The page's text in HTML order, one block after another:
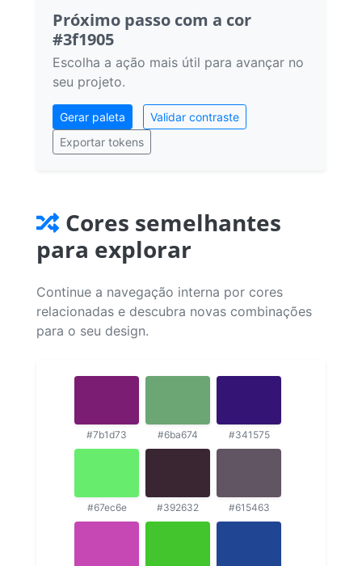
Próximo passo com a cor
#3f1905
Escolha a ação mais útil para avançar no
seu projeto.
Gerar paleta
Validar contraste
Exportar tokens
Cores semelhantes
para explorar
Continue a navegação interna por cores
relacionadas e descubra novas combinações
para o seu design.
#7b1d73 #6ba674 #341575
#67ec6e #392632 #615463